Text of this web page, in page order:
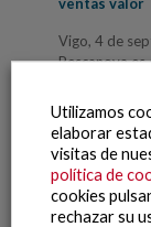
Vigo, 4 de
Pescanova
Utilizamos
elaborar
visitas de
política de
cookies
rechazar su